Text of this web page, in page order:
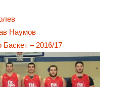
Наумов
– 2016/17